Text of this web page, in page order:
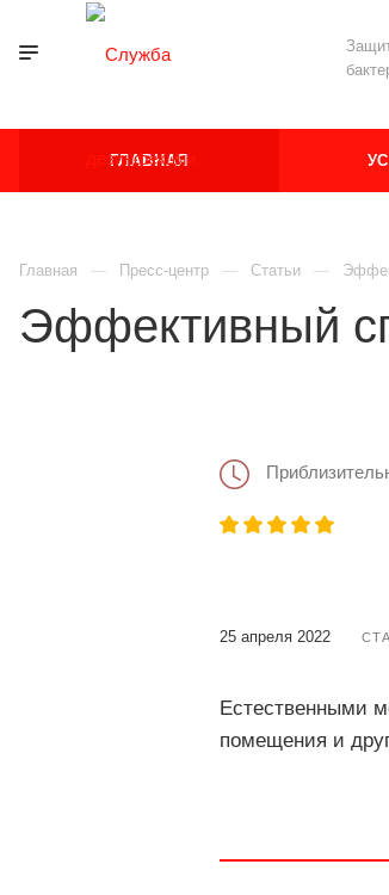
ГЛАВНАЯ
Главная Пресс-центр Статьи
Эффективный
25 апреля 2022
Естественными
помещения и